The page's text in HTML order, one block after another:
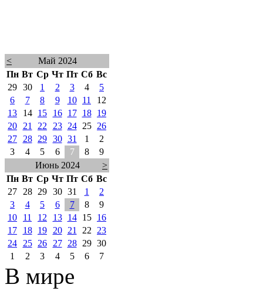
<
Май 2024
Пн Вт Ср Чт Пт Сб Вс
29 30 1 2 3 4
5
6
7 8 9 10 11
12
13
14 15 16 17 18
19
20
21 22 23 24 25
26
27
28 29 30 31 1
2
3
4 5 6 7 8
9
Июнь 2024
>
Пн Вт Ср Чт Пт Сб Вс
27
28 29 30 31 1
2
3
4 5 6 7 8
9
10
11 12 13 14 15
16
17
18 19 20 21 22
23
24
25 26 27 28 29 30
1
2 3 4 5 6 7
В мире